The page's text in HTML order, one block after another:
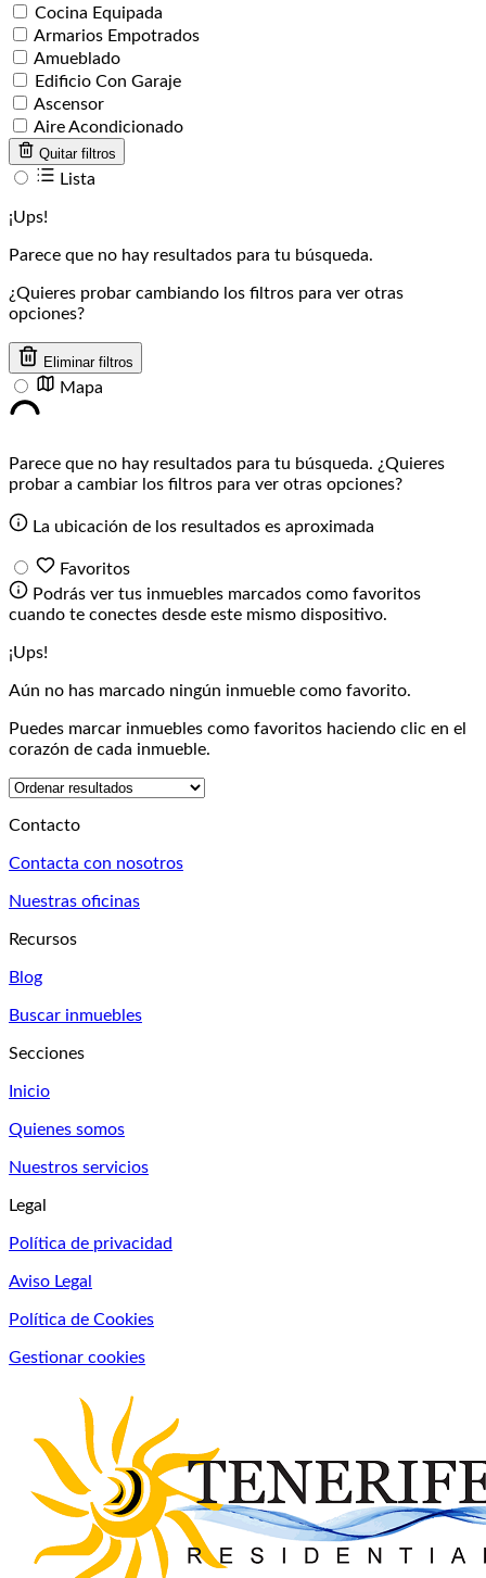
Cocina Equipada
Armarios Empotrados
Amueblado
Edificio Con Garaje
Ascensor
Aire Acondicionado
Quitar filtros
Lista
¡Ups!
Parece que no hay resultados para tu búsqueda.
¿Quieres probar cambiando los filtros para ver otras
opciones?
Eliminar filtros
Mapa
Parece que no hay resultados para tu búsqueda. ¿Quieres
probar a cambiar los filtros para ver otras opciones?
La ubicación de los resultados es aproximada
Favoritos
Podrás ver tus inmuebles marcados como favoritos
cuando te conectes desde este mismo dispositivo.
¡Ups!
Aún no has marcado ningún inmueble como favorito.
Puedes marcar inmuebles como favoritos haciendo clic en el
corazón de cada inmueble.
Contacto
Contacta con nosotros
Nuestras oficinas
Recursos
Blog
Buscar inmuebles
Secciones
Inicio
Quienes somos
Nuestros servicios
Legal
Política de privacidad
Aviso Legal
Política de Cookies
Gestionar cookies